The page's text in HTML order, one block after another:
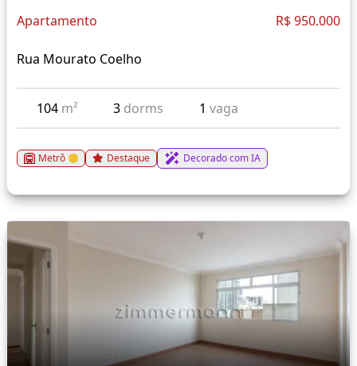
Apartamento R$ 950.000
Rua Mourato Coelho
104 m² 3 dorms 1vaga
Metrô Destaque Decorado com IA